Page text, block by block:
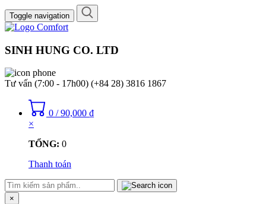
Toggle navigation
SINH HUNG CO. LTD
Tư vấn (7:00 - 17h00) (+84 28) 3816 1867
0 / 90,000 ₫
×
TỔNG: 0
Thanh toán
×